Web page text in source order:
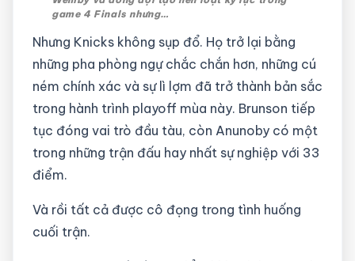
game 4 Finals nhưng…
Nhưng Knicks không sụp đổ. Họ trở lại bằng
những pha phòng ngự chắc chắn hơn, những cú
ném chính xác và sự lì lợm đã trở thành bản sắc
trong hành trình playoff mùa này. Brunson tiếp
tục đóng vai trò đầu tàu, còn Anunoby có một
trong những trận đấu hay nhất sự nghiệp với 33
điểm.
Và rồi tất cả được cô đọng trong tình huống
cuối trận.